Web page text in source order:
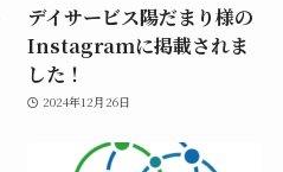
デイサービス陽だまり様の
Instagramに掲載されま
した！
2024年12月26日